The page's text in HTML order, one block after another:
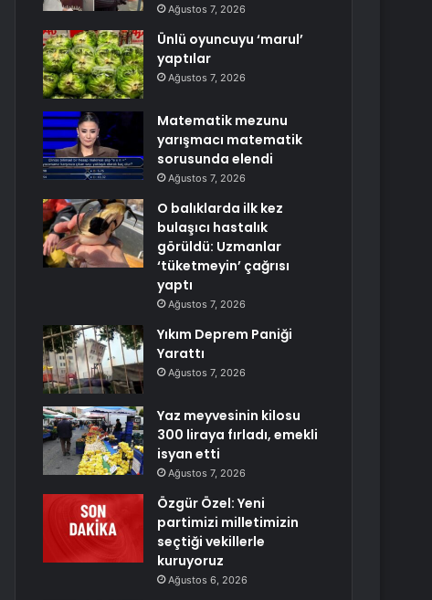
Ağustos 7, 2026
Ünlü oyuncuyu ‘marul’
yaptılar
Ağustos 7, 2026
Matematik mezunu
yarışmacı matematik
sorusunda elendi
Ağustos 7, 2026
O balıklarda ilk kez
bulaşıcı hastalık
görüldü: Uzmanlar
‘tüketmeyin’ çağrısı
yaptı
Ağustos 7, 2026
Yıkım Deprem Paniği
Yarattı
Ağustos 7, 2026
Yaz meyvesinin kilosu
300 liraya fırladı, emekli
isyan etti
Ağustos 7, 2026
Özgür Özel: Yeni
partimizi milletimizin
seçtiği vekillerle
kuruyoruz
Ağustos 6, 2026